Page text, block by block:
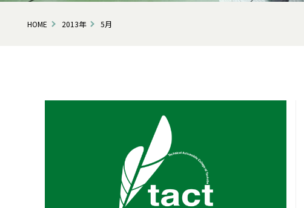
HOME 2013年 5月